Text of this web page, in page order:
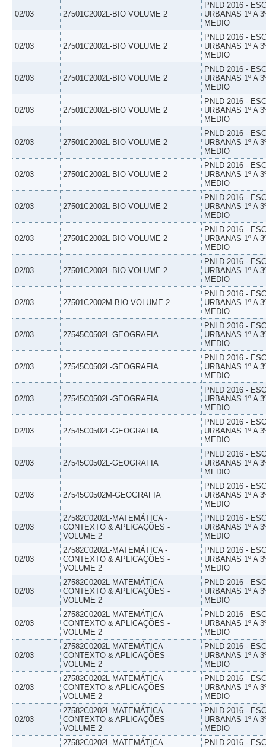
02/03 27501C2002L-BIO VOLUME 2
PNLD 2016 -
URBANAS 1º A
MEDIO
02/03 27501C2002L-BIO VOLUME 2
PNLD 2016 -
URBANAS 1º A
MEDIO
02/03 27501C2002L-BIO VOLUME 2
PNLD 2016 -
URBANAS 1º A
MEDIO
02/03 27501C2002L-BIO VOLUME 2
PNLD 2016 -
URBANAS 1º A
MEDIO
02/03 27501C2002L-BIO VOLUME 2
PNLD 2016 -
URBANAS 1º A
MEDIO
02/03 27501C2002L-BIO VOLUME 2
PNLD 2016 -
URBANAS 1º A
MEDIO
02/03 27501C2002L-BIO VOLUME 2
PNLD 2016 -
URBANAS 1º A
MEDIO
02/03 27501C2002L-BIO VOLUME 2
PNLD 2016 -
URBANAS 1º A
MEDIO
02/03 27501C2002L-BIO VOLUME 2
PNLD 2016 -
URBANAS 1º A
MEDIO
02/03 27501C2002M-BIO VOLUME 2
PNLD 2016 -
URBANAS 1º A
MEDIO
02/03 27545C0502L-GEOGRAFIA
PNLD 2016 -
URBANAS 1º A
MEDIO
02/03 27545C0502L-GEOGRAFIA
PNLD 2016 -
URBANAS 1º A
MEDIO
02/03 27545C0502L-GEOGRAFIA
PNLD 2016 -
URBANAS 1º A
MEDIO
02/03 27545C0502L-GEOGRAFIA
PNLD 2016 -
URBANAS 1º A
MEDIO
02/03 27545C0502L-GEOGRAFIA
PNLD 2016 -
URBANAS 1º A
MEDIO
02/03 27545C0502M-GEOGRAFIA
PNLD 2016 -
URBANAS 1º A
MEDIO
02/03
27582C0202L-MATEMÁTICA -
CONTEXTO & APLICAÇÕES -
VOLUME 2
PNLD 2016 -
URBANAS 1º A
MEDIO
02/03
27582C0202L-MATEMÁTICA -
CONTEXTO & APLICAÇÕES -
VOLUME 2
PNLD 2016 -
URBANAS 1º A
MEDIO
02/03
27582C0202L-MATEMÁTICA -
CONTEXTO & APLICAÇÕES -
VOLUME 2
PNLD 2016 -
URBANAS 1º A
MEDIO
02/03
27582C0202L-MATEMÁTICA -
CONTEXTO & APLICAÇÕES -
VOLUME 2
PNLD 2016 -
URBANAS 1º A
MEDIO
02/03
27582C0202L-MATEMÁTICA -
CONTEXTO & APLICAÇÕES -
VOLUME 2
PNLD 2016 -
URBANAS 1º A
MEDIO
02/03
27582C0202L-MATEMÁTICA -
CONTEXTO & APLICAÇÕES -
VOLUME 2
PNLD 2016 -
URBANAS 1º A
MEDIO
02/03
27582C0202L-MATEMÁTICA -
CONTEXTO & APLICAÇÕES -
VOLUME 2
PNLD 2016 -
URBANAS 1º A
MEDIO
27582C0202L-MATEMÁTICA -
PNLD 2016 -